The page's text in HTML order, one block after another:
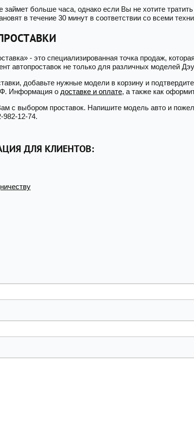
займет больше часа, однако если Вы не хотите
в течение 30 минут в соответствии со всеми
- это специализированная точка продаж,
автопроставок не только для различных моделей
добавьте нужные модели в корзину и
Информация о доставке и оплате, а также как
с выбором проставок. Напишите модель авто и
982-12-74.
ДЛЯ КЛИЕНТОВ: